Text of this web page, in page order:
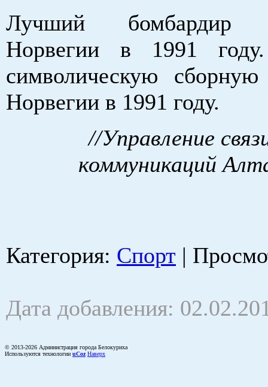
Лучший бомбардир
Норвегии в 1991
символическую сборную
Норвегии в 1991 году.
//Управление
коммуникаций
Категория: Спорт |
Дата добавления:
© 2013-2026 Администрация города Белокуриха
Используются технологии uCoz Наверх